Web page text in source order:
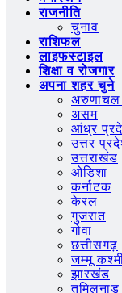
राजनीति
चुनाव
राशिफल
लाइफस्टाइल
शिक्षा व रोजगार
अपना शहर चुने
अरुणाचल
असम
आंध्र
उत्तर
उत्तराखंड
ओडिशा
कर्नाटक
केरल
गुजरात
गोवा
छत्तीसगढ़
जम्मू
झारखंड
तमिलनाडु